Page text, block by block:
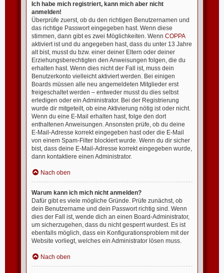
Ich habe mich registriert, kann mich aber nicht
anmelden!
Überprüfe zuerst, ob du den richtigen Benutzernamen und
das richtige Passwort eingegeben hast. Wenn diese
stimmen, dann gibt es zwei Möglichkeiten. WennCOPPA
aktiviert ist und du angegeben hast, dass du unter 13 Jahre
alt bist, musst du bzw. einer deiner Eltern oder deiner
Erziehungsberechtigten den Anweisungen folgen, die du
erhalten hast. Wenn dies nicht der Fall ist, muss dein
Benutzerkonto vielleicht aktiviert werden. Bei einigen
Boards müssen alle neu angemeldeten Mitglieder erst
freigeschaltet werden – entweder musst du dies selbst
erledigen oder ein Administrator. Bei der Registrierung
wurde dir mitgeteilt, ob eine Aktivierung nötig ist oder nicht.
Wenn du eine E-Mail erhalten hast, folge den dort
enthaltenen Anweisungen. Ansonsten prüfe, ob du deine
E-Mail-Adresse korrekt eingegeben hast oder die E-Mail
von einem Spam-Filter blockiert wurde. Wenn du dir sicher
bist, dass deine E-Mail-Adresse korrekt eingegeben wurde,
dann kontaktiere einen Administrator.
Nach oben
Warum kann ich mich nicht anmelden?
Dafür gibt es viele mögliche Gründe. Prüfe zunächst, ob
dein Benutzername und dein Passwort richtig sind. Wenn
dies der Fall ist, wende dich an einen Board-Administrator,
um sicherzugehen, dass du nicht gesperrt wurdest. Es ist
ebenfalls möglich, dass ein Konfigurationsproblem mit der
Website vorliegt, welches ein Administrator lösen muss.
Nach oben